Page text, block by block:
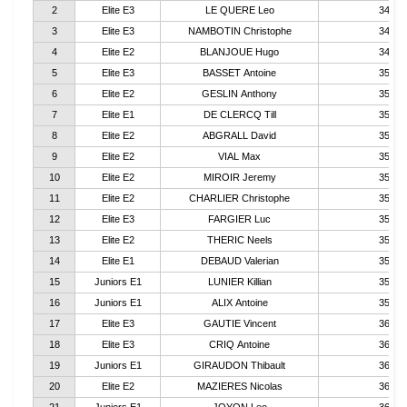
2 Elite E3 LE QUERE Leo
3
Elite E3 NAMBOTIN Christophe
4
Elite E2 BLANJOUE Hugo
5
Elite E3 BASSET Antoine
6
Elite E2 GESLIN Anthony
7
Elite E1 DE CLERCQ Till
8
Elite E2 ABGRALL David
9
Elite E2 VIAL Max
10
Elite E2 MIROIR Jeremy
11
Elite E2 CHARLIER Christophe
12
Elite E3 FARGIER Luc
13
Elite E2 THERIC Neels
14
Elite E1 DEBAUD Valerian
15
Juniors E1 LUNIER Killian
16
Juniors E1 ALIX Antoine
17
Elite E3 GAUTIE Vincent
18
Elite E3 CRIQ Antoine
19
Juniors E1 GIRAUDON Thibault
20
Elite E2 MAZIERES Nicolas